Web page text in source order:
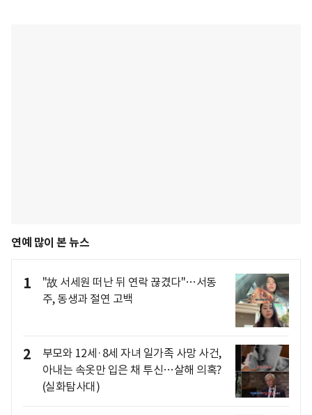
연예 많이 본 뉴스
1
"故 서세원 떠난 뒤 연락 끊겼다"…서동
주, 동생과 절연 고백
2
부모와 12세·8세 자녀 일가족 사망 사건,
아내는 속옷만 입은 채 투신…살해 의혹?
(실화탐사대)